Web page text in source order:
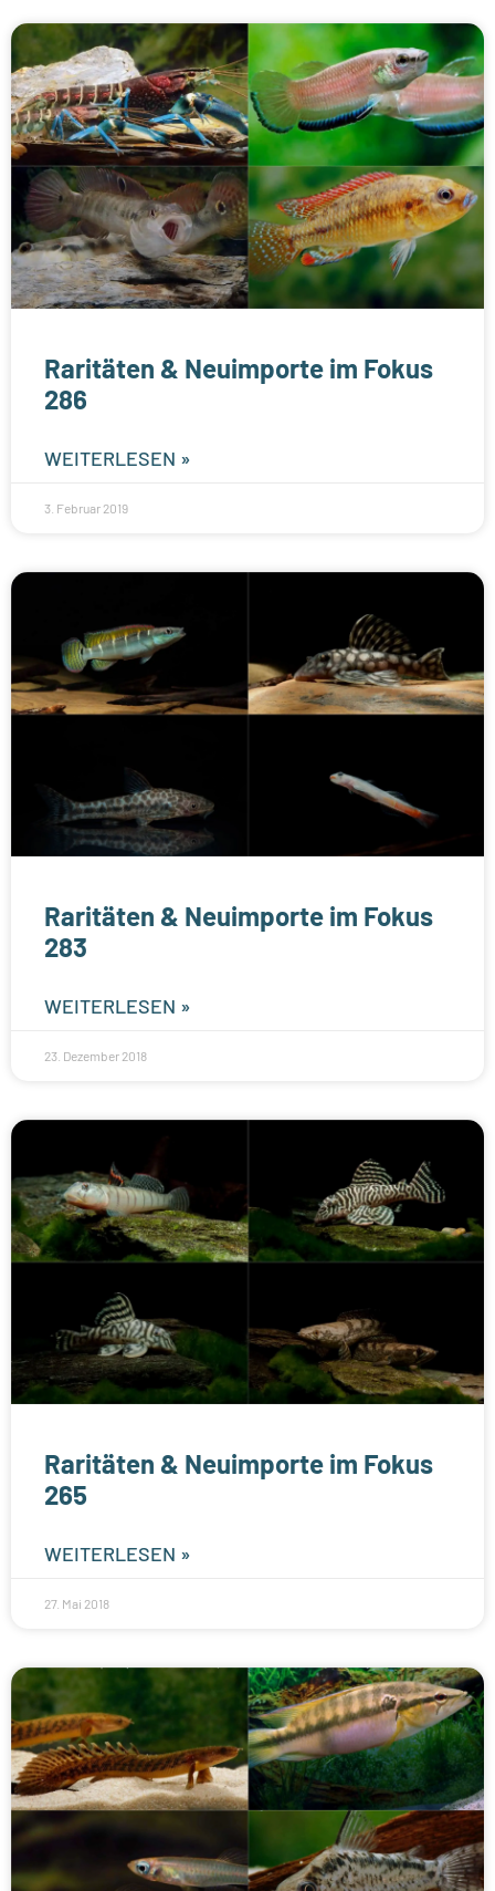
Raritäten & Neuimporte im Fokus
286
WEITERLESEN »
3. Februar 2019
Raritäten & Neuimporte im Fokus
283
WEITERLESEN »
23. Dezember 2018
Raritäten & Neuimporte im Fokus
265
WEITERLESEN »
27. Mai 2018